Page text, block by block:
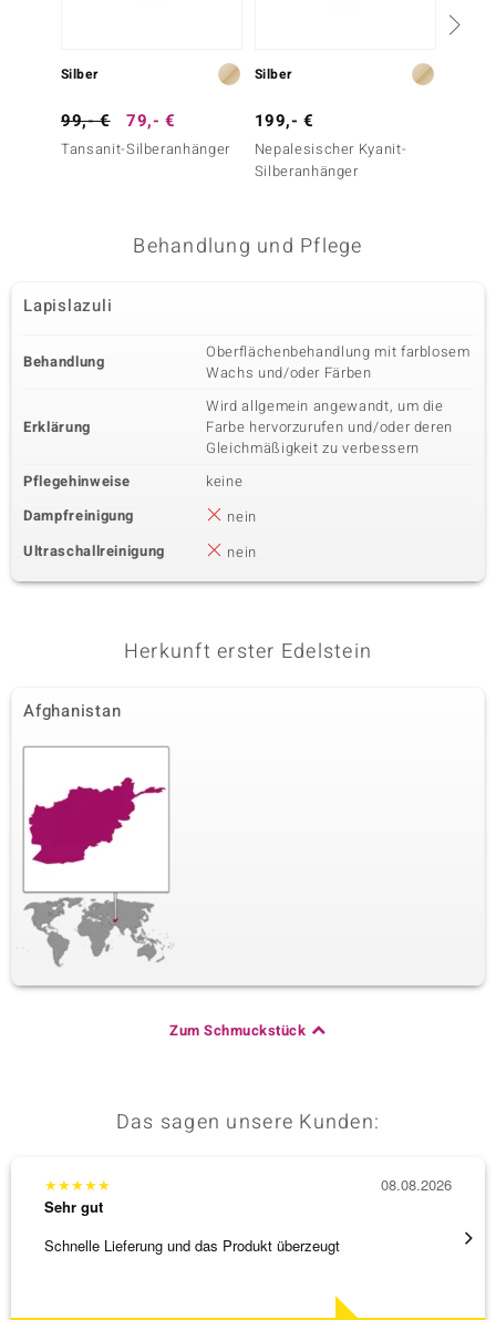
Silber
99,- € 79,- €
Tansanit-Silberanhänger
Silber
199,- €
Nepalesischer Kyanit-
Silberanhänger
Behandlung und Pflege
Lapislazuli
Behandlung
Oberflächenbehandlung mit farblosem
Wachs und/oder Färben
Erklärung
Wird allgemein angewandt, um die
Farbe hervorzurufen und/oder deren
Gleichmäßigkeit zu verbessern
Pflegehinweise
keine
Dampfreinigung
nein
Ultraschallreinigung
nein
Herkunft erster Edelstein
Afghanistan
Zum Schmuckstück
Das sagen unsere Kunden:
★★★★★
Sehr gut
Schnelle Lieferung und das Produkt überzeugt
08.08.2026